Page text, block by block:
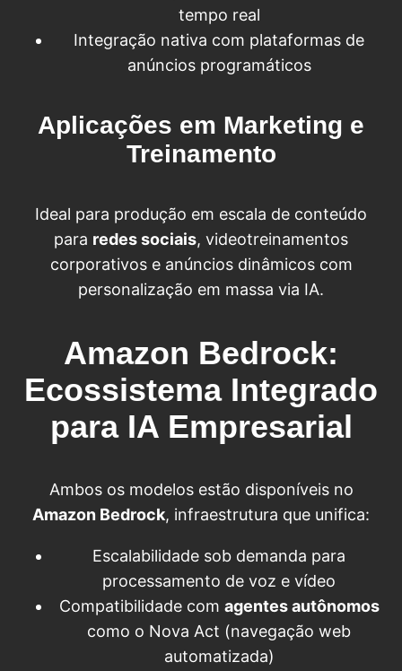
tempo real
Integração nativa com plataformas de
anúncios programáticos
Aplicações em Marketing e
Treinamento
Ideal para produção em escala de conteúdo
para redes sociais, videotreinamentos
corporativos e anúncios dinâmicos com
personalização em massa via IA.
Amazon Bedrock:
Ecossistema Integrado
para IA Empresarial
Ambos os modelos estão disponíveis no
Amazon Bedrock, infraestrutura que unifica:
Escalabilidade sob demanda para
processamento de voz e vídeo
Compatibilidade com agentes autônomos
como o Nova Act (navegação web
automatizada)